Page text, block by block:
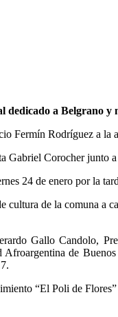
dedicado a Belgrano
Fermín Rodríguez a
Gabriel Corocher junto
24 de enero por la
cultura de la comuna a
Gallo Candolo,
de
“El Poli de